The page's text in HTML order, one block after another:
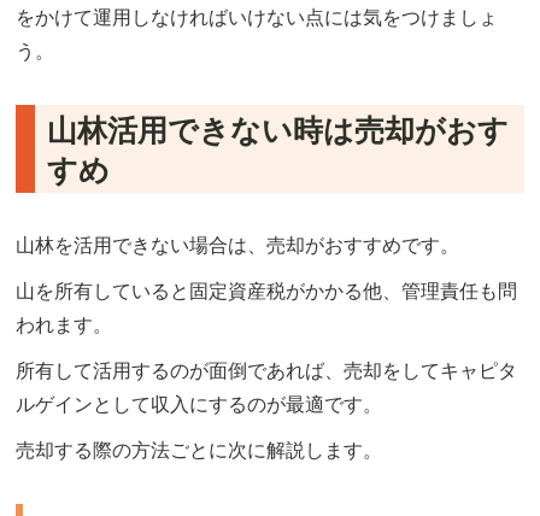
をかけて運用しなければいけない点には気をつけましょ
う。
山林活用できない時は売却がおす
すめ
山林を活用できない場合は、売却がおすすめです。
山を所有していると固定資産税がかかる他、管理責任も問
われます。
所有して活用するのが面倒であれば、売却をしてキャピタ
ルゲインとして収入にするのが最適です。
売却する際の方法ごとに次に解説します。